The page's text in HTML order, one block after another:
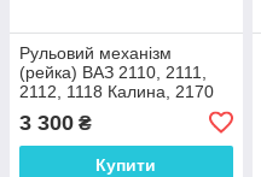
Рульовий механізм
(рейка) ВАЗ 2110, 2111,
2112, 1118 Калина, 2170
Пріора без рульових тяг
3 300 ₴
Купити